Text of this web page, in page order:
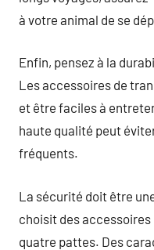
à votre animal de se
Enfin, pensez à la
Les accessoires de
et être faciles à
haute qualité peut
fréquents.
La sécurité doit être
choisit des
quatre pattes. Des